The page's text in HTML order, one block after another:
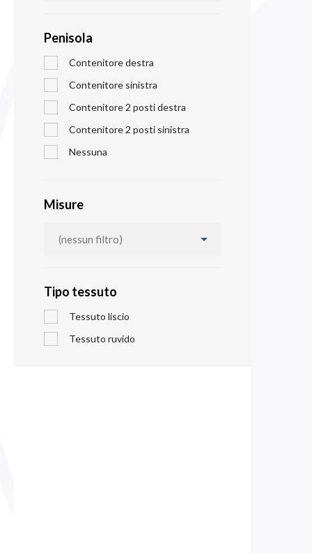
Penisola
Contenitore destra
Contenitore sinistra
Contenitore 2 posti destra
Contenitore 2 posti sinistra
Nessuna
Misure
(nessun filtro) 
Tipo tessuto
Tessuto liscio
Tessuto ruvido